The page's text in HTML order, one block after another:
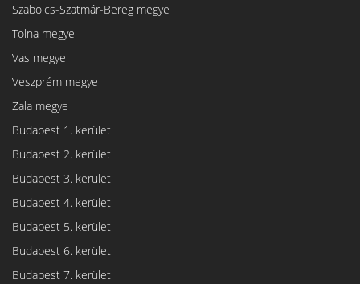
Szabolcs-Szatmár-Bereg megye
Tolna megye
Vas megye
Veszprém megye
Zala megye
Budapest 1. kerület
Budapest 2. kerület
Budapest 3. kerület
Budapest 4. kerület
Budapest 5. kerület
Budapest 6. kerület
Budapest 7. kerület